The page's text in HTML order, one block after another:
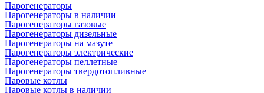
Парогенераторы
Парогенераторы в наличии
Парогенераторы газовые
Парогенераторы дизельные
Парогенераторы на мазуте
Парогенераторы электрические
Парогенераторы пеллетные
Парогенераторы твердотопливные
Паровые котлы
Паровые котлы в наличии